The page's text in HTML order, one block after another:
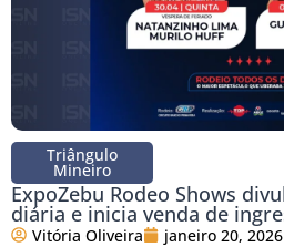
Triângulo
Mineiro
ExpoZebu Rodeo Shows
diária e inicia venda de
Vitória Oliveira janeiro 20, 2026